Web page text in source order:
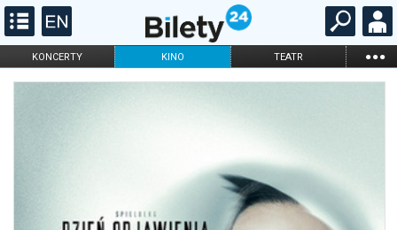
KONCERTY KINO TEATR ...
FILHARMONIA OPERA I BALET